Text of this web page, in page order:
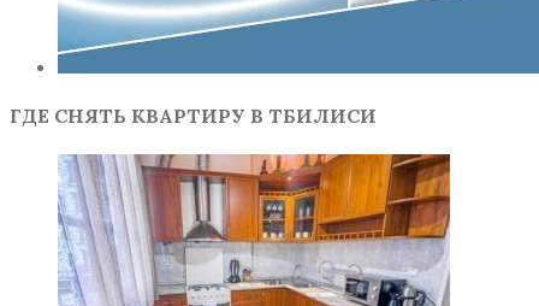
ГДЕ СНЯТЬ КВАРТИРУ В ТБИЛИСИ